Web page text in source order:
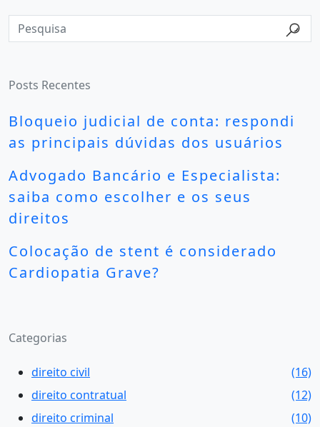
Posts Recentes
Bloqueio judicial de conta: respondi
as principais dúvidas dos usuários
Advogado Bancário e Especialista:
saiba como escolher e os seus
direitos
Colocação de stent é considerado
Cardiopatia Grave?
Categorias
direito civil
(16)
direito contratual
(12)
direito criminal
(10)